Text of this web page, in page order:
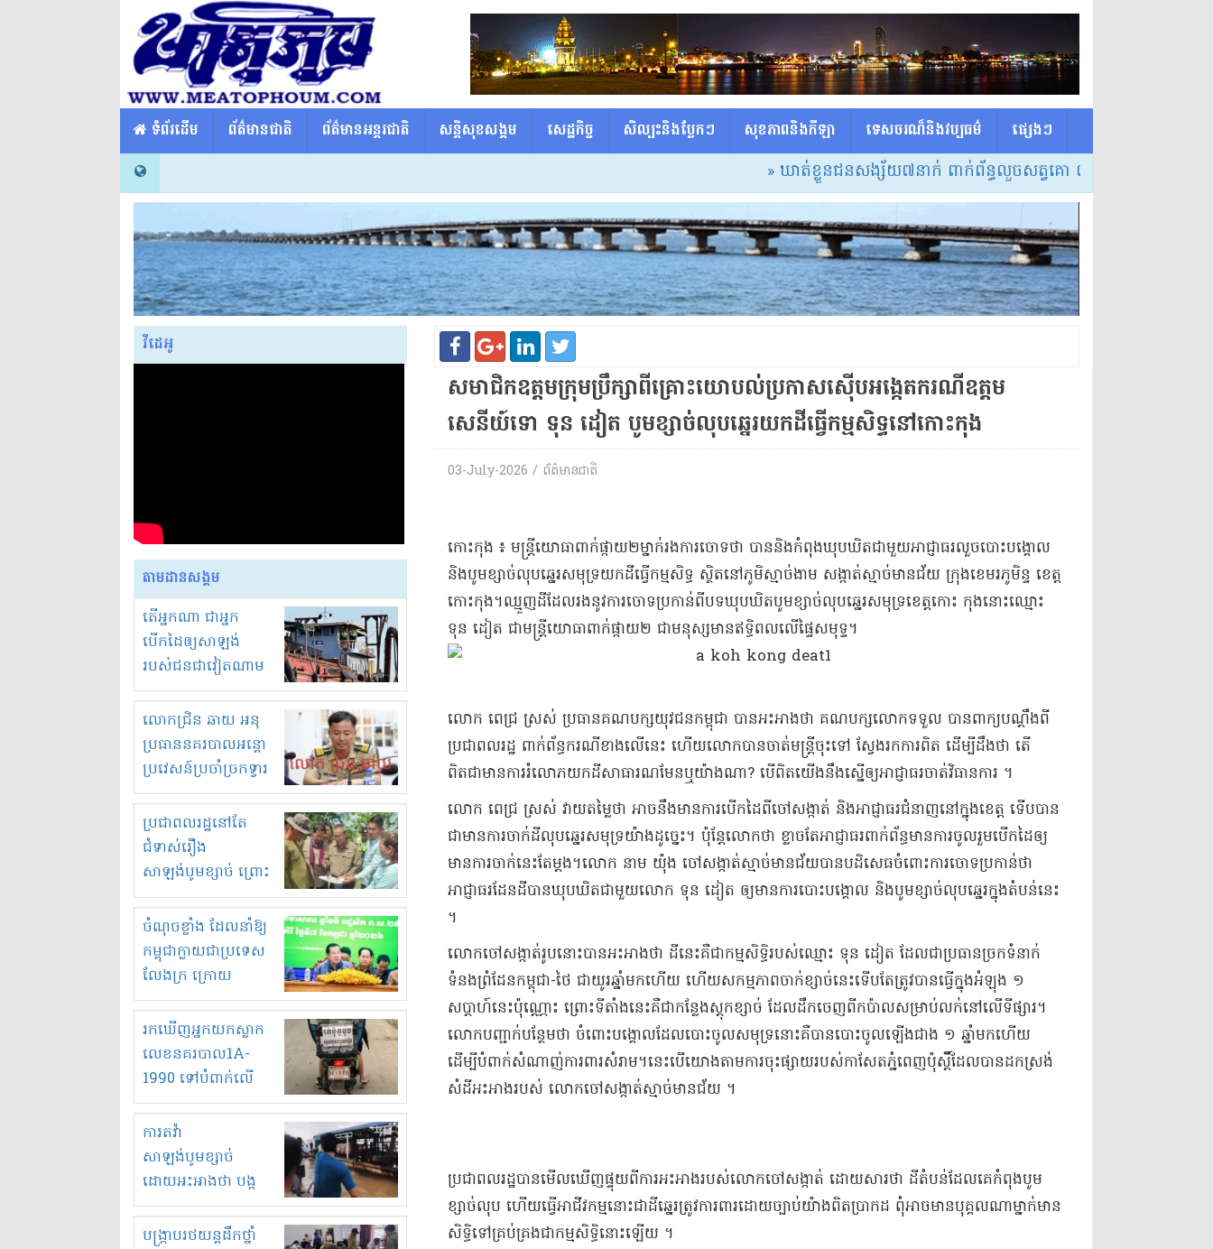
​​ ទំព័រដើម ព័ត៌មានជាតិ ព័ត៌មានអន្តរជាតិ សន្តិសុខសង្គម សេដ្ឋកិច្ច សិល្បះនិងប្លែកៗ សុខភាពនិងកីឡា ទេសចរណ៏និងវប្បធម៌ ផ្សេង​ៗ
» ឃាត់ខ្លួនជនសង្ស័យ៧នាក់ ពាក់ព័ន្ធលួចសត្វគោ ៣ករណី នៅស្រុកត្រពាំងប្រ
វីដេអូ
តាមដានសង្គម
តើអ្នកណា ជាអ្នក
បើកដៃឲ្យសាឡង់
របស់ជនជាវៀតណាម
ចូល មកខុស
ច្បាប់លួចបូមខ្សាច់នៅ
ក្នុងប្រទេសកម្ពុជា
លោកជ្រិន ឆាយ អនុ
ប្រធាននគរបាលអន្តោ
ប្រវេសន៍ប្រចាំច្រកទ្វារ
ព្រំដែនភ្នំឌិន និងឈ្មួញ
មួយចំនួនទៀត
កំពង់តែគុបគិតគ្នា
ធ្វើសកម្មភាពរកស៊ីនិង
ស្តុកទំនិញគេចពន្ធ?
ប្រជាពលរដ្ឋនៅតែ
ជំទាស់រឿង
សាឡង់បូមខ្សាច់ ព្រោះ
ខ្លាចបាក់ច្រាំងទៀត!
ចំណុចខ្លាំង ដែលនាំឱ្យ
កម្ពុជាក្លាយជាប្រទេស
លែងក្រ ក្រោយ
ឆ្នាំ២០៣០
រកឃើញអ្នកយកស្លាក
លេខនគរបាល1A-
1990 ទៅបំពាក់លើ
ម៉ូតូរបស់ខ្លួន ដាកផ្លាក
រត់ឌុបហើយ
ការតវ៉ា
សាឡង់បូមខ្សាច់
ដោយអះអាងថា បង្ក
បាក់ច្រាំងទន្លេ និង
រំខានទាំងយប់ទាំងថ្ងៃ
បង្ក្រាបរថយន្តដឹកថ្នាំ
សមាជិក​ឧ​ត្ត​ម​ក្រុមប្រឹក្សា​ពី​គ្រោះ​យោបល់​ប្រកាស​ស៊ើបអង្កេត​ករណី​ឧ​ត្ត​ម​
សេនីយ៍​ទោ ទុន ដៀ​ត បូម​ខ្សាច់​លុប​ឆ្នេរ​យក​ដី​ធ្វើ​កម្ម​សិទ្ធ​នៅ​កោះកុង​
03-July-2026 / ព័ត៌មានជាតិ
​កោះកុង ៖ មន្ត្រី​យោធា​ពាក់​ផ្កាយ​២​ម្នាក់​រង​ការ​ចោទថា បាននិងកំពុង​ឃុបឃិត​ជាមួយ​អាជ្ញាធរ​លួច​បោះបង្គោល
និង​បូម​ខ្សាច់​លុប​ឆ្នេរសមុទ្រ​យក​ដី​ធ្វើ​កម្ម​សិទ្ធ ស្ថិតនៅ​ភូមិ​ស្មា​ច់ងាម សង្កាត់​ស្មាច់មានជ័យ ក្រុង​ខេមរភូមិន្ទ ខេត្ត
កោះកុង​។​ឈ្មួញ​ដី​ដែល​រង​នូវ​ការចោទប្រកាន់​ពីបទ​ឃុបឃិត​បូម​ខ្សាច់​លុប​ឆ្នេរសមុទ្រ​ខេត្ត​កោះ កុង​នោះ​ឈ្មោះ
ទុន ដៀ​ត ជា​មន្ត្រី​យោធា​ពាក់​ផ្កាយ​២ ជា​មនុស្ស​មាន​ឥទ្ធិពល​លើ​ផ្ទៃ​សមុទ្ទ​។​
​លោក ពេជ្រ ស្រស់ ប្រធាន​គណបក្ស​យុវជន​កម្ពុជា បាន​អះអាងថា គណបក្ស​លោក​ទទួល បាន​ពាក្យបណ្តឹង​ពី​
ប្រជាពលរដ្ឋ ពាក់ព័ន្ធ​ករណី​ខាងលើនេះ ហើយ​លោក​បាន​ចាត់​មន្ត្រី​ចុះទៅ ស្វែងរក​ការពិត ដើម្បី​ដឹងថា តើ​
ពិតជា​មានការ​រំលោភ​យ​កដី​សាធារណ​មែនឬ​យ៉ាងណា​? បើ​ពិត​យើង​នឹង​ស្នើ​ឲ្យ​អាជ្ញាធរ​ចាត់វិធានការ ។​
​លោក ពេជ្រ ស្រស់ វាយតម្លៃថា អាច​នឹងមាន​ការបើក​ដៃ​ពី​ចៅសង្កាត់ និង​អាជ្ញាធរ​ជំនាញ​នៅក្នុង​ខេត្ត ទើបបាន​
ជាមាន​ការចាក់​ដី​លុប​ឆ្នេរសមុទ្រ​យ៉ាង​ដូច្នេះ​។ ប៉ុន្តែ​លោក​ថា ខ្លាច​តែ​អាជ្ញាធរ​ពាក់ព័ន្ធ​មានការ​ចូលរួម​បើកដៃ​ឲ្យ​
មាន​ការចាក់​នេះ​តែម្តង​។​លោក នាម យ៉ុង ចៅសង្កាត់​ស្មាច់មានជ័យ​បាន​បដិសេធ​ចំពោះ​ការចោទប្រកាន់ថា
អាជ្ញាធរ​ដែនដី​បាន​ឃុបឃិត​ជាមួយ​លោក ទុន ដៀ​ត ឲ្យ​មានការ​បោះបង្គោល និង​បូម​ខ្សាច់​លុប​ឆ្នេរ​ក្នុង​តំបន់​នេះ​
។​
​លោក​ចៅសង្កាត់​រូបនោះ​បាន​អះអាងថា ដី​នេះ​គឺជា​កម្មសិទ្ធិ​របស់​ឈ្មោះ ទុន ដៀ​ត ដែលជា​ប្រធាន​ច្រក​ទំនាក់
ទំនង​ព្រំដែន​កម្ពុជា​-​ថៃ ជា​យូរ​ឆ្នាំ​មកហើយ ហើយ​សកម្មភាព​ចាក់​ខ្សាច់​នេះ​ទើបតែ​ត្រូវបានធ្វើ​ក្នុងអំឡុង ១
សប្តាហ៍​នេះ​ប៉ុណ្ណោះ ព្រោះ​ទីតាំង​នេះ​គឺជា​កន្លែង​ស្តុក​ខ្សាច់ ដែល​ដឹក​ចេញពី​កប៉ាល​សម្រាប់​លក់​នៅលើ​ទីផ្សារ​។​
លោក​បញ្ជាក់​បន្ថែមថា ចំពោះ​បង្គោល​ដែល​បោះ​ចូល​សមុទ្រ​នោះ​គឺ​បាន​បោះ​ចូល​ឡើង​ជាង ១ ឆ្នាំ​មកហើយ
ដើម្បី​បំពាក់​សំណាញ់​ការពារ​សំរាម​។​នេះ​បើ​យោងតាម​ការចុះផ្សាយ​រប​ស់កា​សែត​ភ្នំពេញ​ប៉ុស្តិ៍​ដែល​បាន​ដកស្រង់​
សំដី​អះអាង​របស់ លោក​ចៅសង្កាត់​ស្មាច់មានជ័យ ។​
​ប្រជាពលរដ្ឋ​បាន​មើលឃើញ​ផ្ទុយ​ពី​ការអះអាង​របស់លោក​ចៅ​សង្កាត់ ដោយសារ​ថា ដី​តំបន់​ដែល​គេ​កំពុង​បូម​
ខ្សាច់​លុប ហើយ​ធ្វើ​អាជីវកម្ម​នោះ​ជា​ដី​ឆ្នេរ​ត្រូវការពារ​ដោយ​ច្បាប់​យ៉ាងពិត​ប្រាកដ ពុំ​អាចមាន​បុគ្គល​ណា​ម្នាក់​មាន​
សិទ្ធិ​ទៅគ្រប់​គ្រង​ជា​កម្មសិទ្ធិ​នោះឡើយ ។